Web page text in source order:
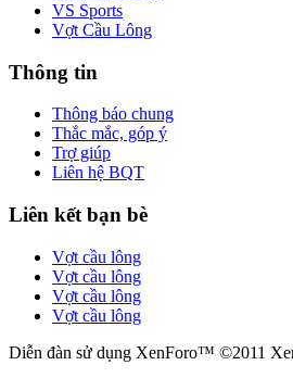
VS Sports
Vợt Cầu Lông
Thông tin
Thông báo chung
Thắc mắc, góp ý
Trợ giúp
Liên hệ BQT
Liên kết bạn bè
Vợt cầu lông
Vợt cầu lông
Vợt cầu lông
Vợt cầu lông
Diễn đàn sử dụng XenForo™ ©2011